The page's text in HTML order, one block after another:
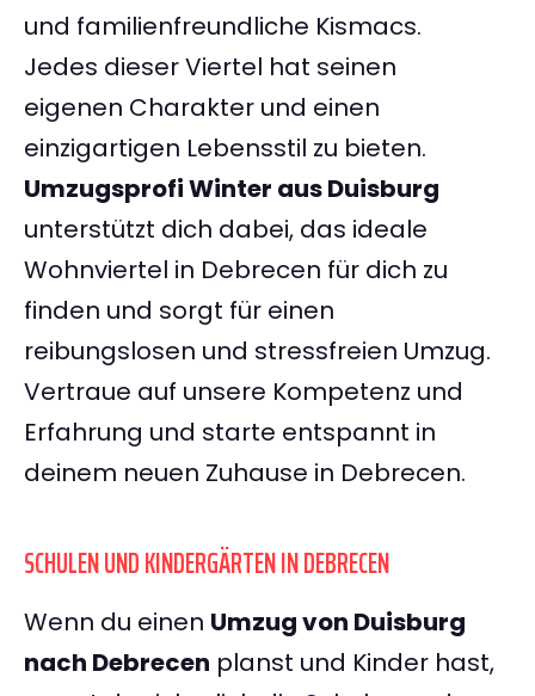
und familienfreundliche Kismacs.
Jedes dieser Viertel hat seinen
eigenen Charakter und einen
einzigartigen Lebensstil zu bieten.
Umzugsprofi Winter aus Duisburg
unterstützt dich dabei, das ideale
Wohnviertel in Debrecen für dich zu
finden und sorgt für einen
reibungslosen und stressfreien Umzug.
Vertraue auf unsere Kompetenz und
Erfahrung und starte entspannt in
deinem neuen Zuhause in Debrecen.
SCHULEN UND KINDERGÄRTEN IN DEBRECEN
Wenn du einen Umzug von Duisburg
nach Debrecen planst und Kinder hast,